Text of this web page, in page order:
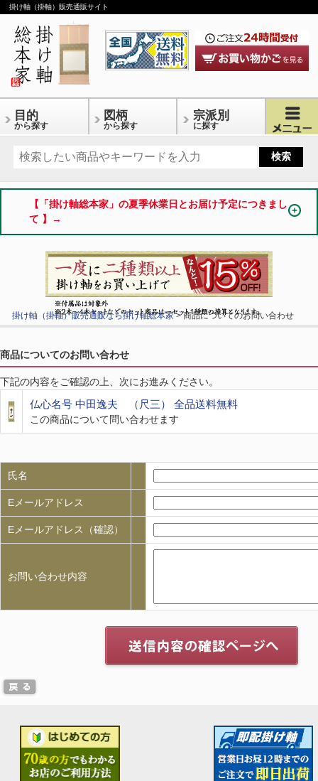
掛け軸（掛軸）販売通販サイト
目的
から探す
図柄
から探す
宗派別
に探す
【「掛け軸総本家」の夏季休業日とお届け予定につきまし
て 】→
掛け軸（掛軸）販売通販なら掛け軸総本家> 商品についてのお問い合わせ
商品についてのお問い合わせ
下記の内容をご確認の上、次にお進みください。
仏心名号 中田逸夫 （尺三） 全品送料無料
この商品について問い合わせます
氏名
Eメールアドレス
Eメールアドレス（確認）
お問い合わせ内容